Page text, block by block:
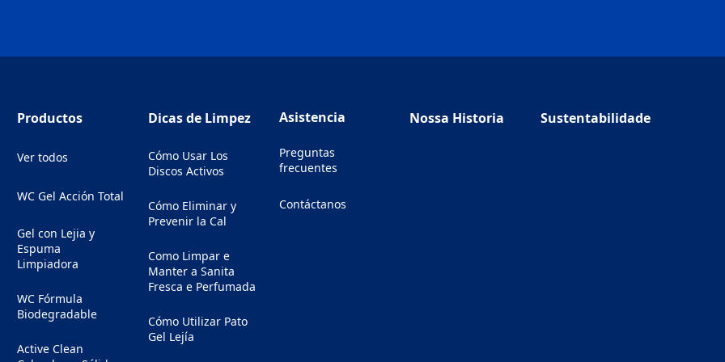
Productos
Ver todos
WC Gel Acción Total
Gel con Lejia y
Espuma
Limpiadora
WC Fórmula
Biodegradable
Active Clean
Dicas de Limpez
Cómo Usar Los
Discos Activos
Cómo Eliminar y
Prevenir la Cal
Como Limpar e
Manter a Sanita
Fresca e Perfumada
Cómo Utilizar Pato
Gel Lejía
Asistencia
Preguntas
frecuentes
Contáctanos
(Opens in a new tab)
Nossa Historia Sustentabilidade